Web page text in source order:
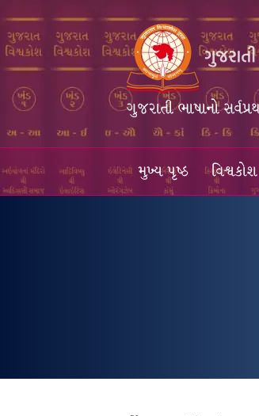
ગુજરાતી ભાષાનો
મુખ્ય પૃષ્ઠ